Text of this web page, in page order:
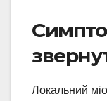
Локальний